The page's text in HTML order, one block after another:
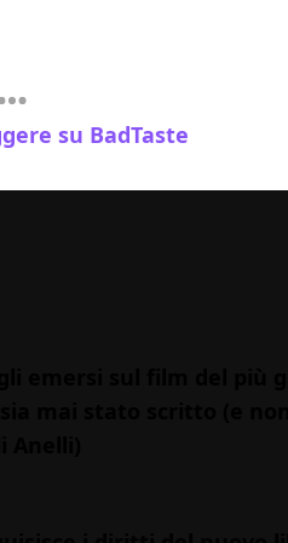
su BadTaste
emersi sul film del più
mai stato scritto (e non